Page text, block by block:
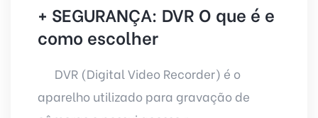
+ SEGURANÇA: DVR O que é e
como escolher
DVR (Digital Video Recorder) é o
aparelho utilizado para gravação de